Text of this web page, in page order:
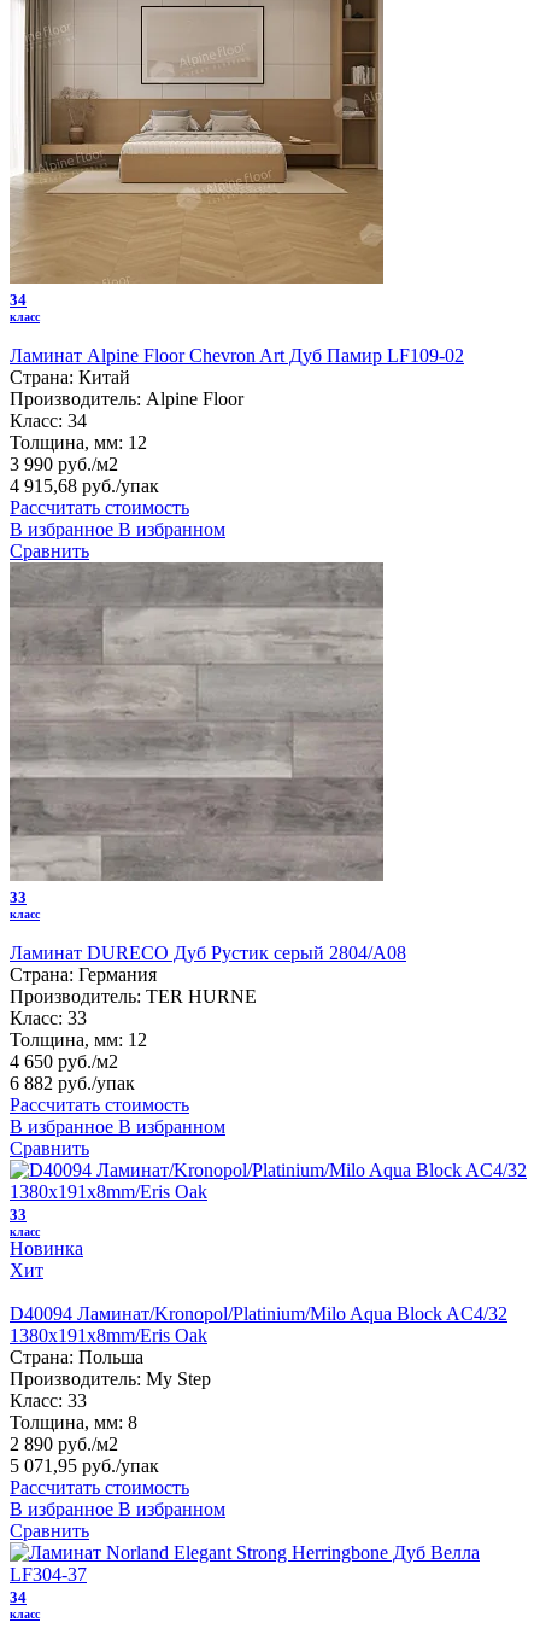
34
класс
Ламинат Alpine Floor Chevron Art Дуб Памир LF109-02
Страна: Китай
Производитель: Alpine Floor
Класс: 34
Толщина, мм: 12
3 990 руб./м2
4 915,68 руб./упак
Рассчитать стоимость
В избранное В избранном
Сравнить
33
класс
Ламинат DURECO Дуб Рустик серый 2804/A08
Страна: Германия
Производитель: TER HURNE
Класс: 33
Толщина, мм: 12
4 650 руб./м2
6 882 руб./упак
Рассчитать стоимость
В избранное В избранном
Сравнить
33
класс
Новинка
Хит
D40094 Ламинат/Kronopol/Platinium/Milo Aqua Block AC4/32
1380х191х8mm/Eris Oak
Страна: Польша
Производитель: My Step
Класс: 33
Толщина, мм: 8
2 890 руб./м2
5 071,95 руб./упак
Рассчитать стоимость
В избранное В избранном
Сравнить
34
класс